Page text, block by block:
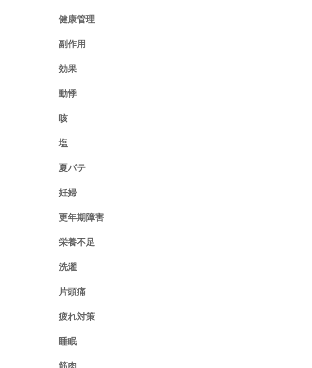
健康管理
副作用
効果
動悸
咳
塩
夏バテ
妊婦
更年期障害
栄養不足
洗濯
片頭痛
疲れ対策
睡眠